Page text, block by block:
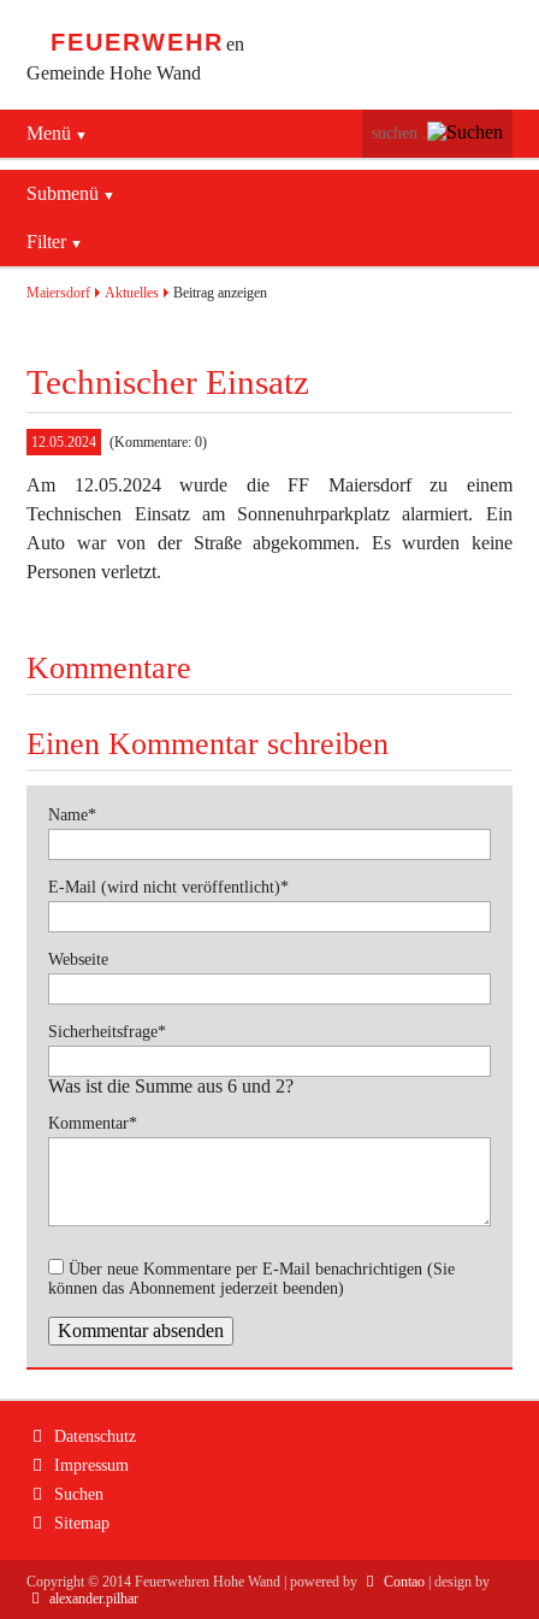
FEUERWEHR en
Gemeinde Hohe Wand
Menü
Navigation
überspringen
Netting
Submenü
überspringen
Aktuelles
Mannschaft
Ausrüstung
Blaulichtzentrum
Feuerwehrhaus (bis 2022)
Fahrzeuge
Termine
Geschichte
Kontakt
Filter
2016
2018
2019
Aktuelles
Allgemein
Einsätze
Jugend
Veranstaltungen
Maiersdorf Aktuelles Beitrag anzeigen
Technischer Einsatz
12.05.2024 (Kommentare: 0)
Am 12.05.2024 wurde die FF Maiersdorf zu einem
Technischen Einsatz am Sonnenuhrparkplatz alarmiert. Ein
Auto war von der Straße abgekommen. Es wurden keine
Personen verletzt.
Kommentare
Einen Kommentar schreiben
Pflichtfeld
Name*
Pflichtfeld
E-Mail (wird nicht veröffentlicht)*
Webseite
Pflichtfeld
Sicherheitsfrage*
Was ist die Summe aus 6 und 2?
Pflichtfeld
Kommentar*
Über neue Kommentare per E-Mail benachrichtigen (Sie
können das Abonnement jederzeit beenden)
Kommentar absenden
Navigation
Datenschutz
Impressum
Suchen
Sitemap
Copyright ©2014 Feuerwehren Hohe Wand | powered by Contao | design by
alexander.pilhar